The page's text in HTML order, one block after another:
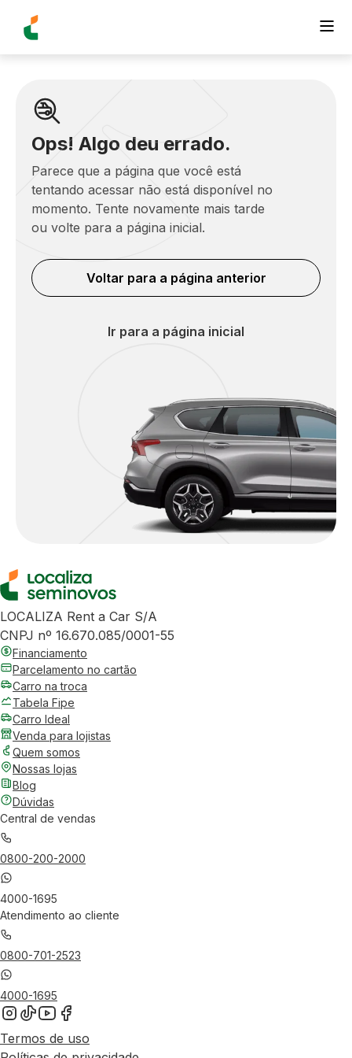
Ops! Algo deu errado.
Parece que a página que você está
tentando acessar não está disponível no
momento. Tente novamente mais tarde
ou volte para a página inicial.
Voltar para a página anterior
Ir para a página inicial
LOCALIZA Rent a Car S/A
CNPJ nº 16.670.085/0001-55
Financiamento
Parcelamento no cartão
Carro na troca
Tabela Fipe
Carro Ideal
Venda para lojistas
Quem somos
Nossas lojas
Blog
Dúvidas
Central de vendas
0800-200-2000
4000-1695
Atendimento ao cliente
0800-701-2523
4000-1695
Termos de uso